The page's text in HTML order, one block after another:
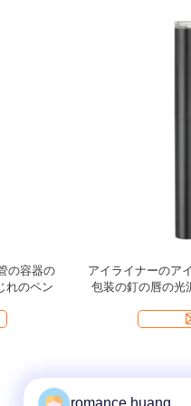
ている
ペンで書
2.8ml化粧品のペ
いる包装の真空
romance huang